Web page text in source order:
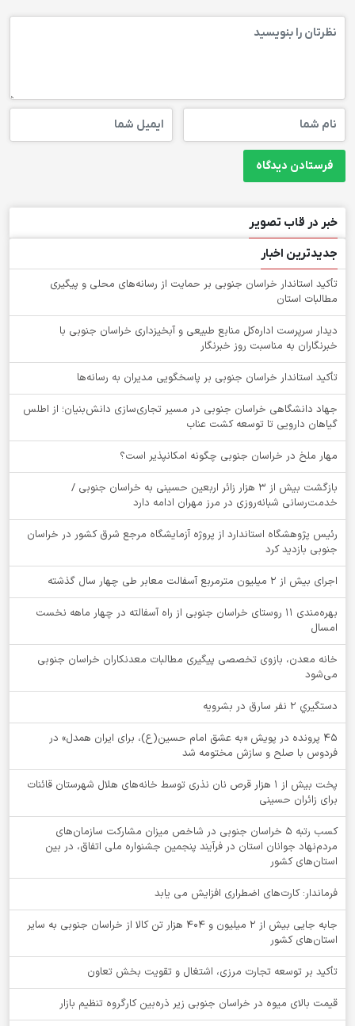
خبر در قاب تصویر
جدیدترین اخبار
تأکید استاندار خراسان جنوبی بر حمایت از رسانه‌های محلی و پیگیری
مطالبات استان
دیدار سرپرست اداره‌کل منابع طبیعی و آبخیزداری خراسان جنوبی با
خبرنگاران به مناسبت روز خبرنگار
تأکید استاندار خراسان جنوبی بر پاسخگویی مدیران به رسانه‌ها
جهاد دانشگاهی خراسان جنوبی در مسیر تجاری‌سازی دانش‌بنیان؛ از اطلس
گیاهان دارویی تا توسعه کشت عناب
‌مهار ملخ در خراسان جنوبی چگونه امکانپذیر است؟
بازگشت بیش از ۳ هزار زائر اربعین حسینی به خراسان جنوبی /
خدمت‌رسانی شبانه‌روزی در مرز مهران ادامه دارد
رئیس پژوهشگاه استاندارد از پروژه آزمایشگاه مرجع شرق کشور در خراسان
جنوبی بازدید کرد
اجرای بیش از ۲ میلیون مترمربع آسفالت معابر طی چهار سال گذشته
بهره‌مندی ۱۱ روستای خراسان جنوبی از راه آسفالته در چهار ماهه نخست
امسال
خانه معدن، بازوی تخصصی پیگیری مطالبات معدنکاران خراسان جنوبی
می‌شود
دستگيري 2 نفر سارق در بشرويه
۴۵ پرونده در پویش «به عشق امام حسین(ع)، برای ایران همدل» در
فردوس با صلح و سازش مختومه شد
پخت بیش از 1 هزار قرص نان نذری توسط خانه‌های هلال شهرستان قائنات
برای زائران حسینی
کسب رتبه ۵ خراسان جنوبی در شاخص میزان مشارکت سازمان‌های
مردم‌نهاد جوانان استان در فرآیند پنجمین جشنواره ملی اتفاق، در بین
استان‌های کشور
فرماندار: کارت‌های اضطراری افزایش می یابد
جابه جایی بیش از 2 میلیون و 404 هزار تن کالا از خراسان جنوبی به سایر
استان‌های کشور
تأکید بر توسعه تجارت مرزی، اشتغال و تقویت بخش تعاون
قیمت بالای میوه در خراسان جنوبی زیر ذره‌بین کارگروه تنظیم بازار